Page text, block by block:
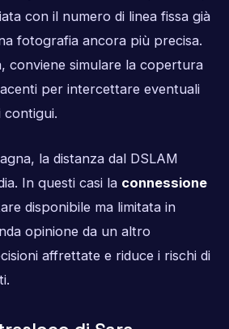
con il numero di linea fissa già
fotografia ancora più precisa.
conviene simulare la copertura
per intercettare eventuali
contigui.
la distanza dal DSLAM
In questi casi la connessione
disponibile ma limitata in
opinione da un altro
affrettate e riduce i rischi di